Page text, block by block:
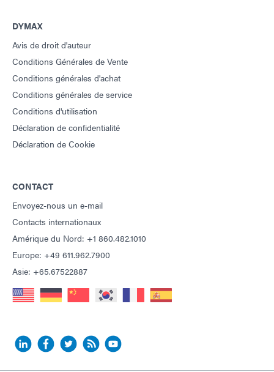
DYMAX
Avis de droit d'auteur
Conditions Générales de Vente
Conditions générales d'achat
Conditions générales de service
Conditions d'utilisation
Déclaration de confidentialité
Déclaration de Cookie
CONTACT
Envoyez-nous un e-mail
Contacts internationaux
Amérique du Nord: +1 860.482.1010
Europe: +49 611.962.7900
Asie: +65.67522887